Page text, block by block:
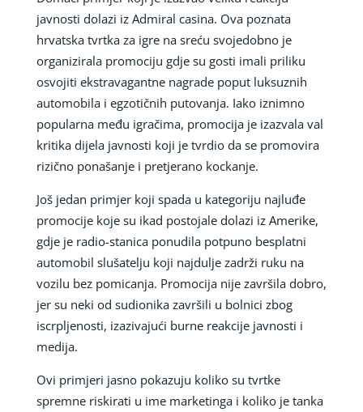
javnosti dolazi iz Admiral casina. Ova poznata
hrvatska tvrtka za igre na sreću svojedobno je
organizirala promociju gdje su gosti imali priliku
osvojiti ekstravagantne nagrade poput luksuznih
automobila i egzotičnih putovanja. Iako iznimno
popularna među igračima, promocija je izazvala val
kritika dijela javnosti koji je tvrdio da se promovira
rizično ponašanje i pretjerano kockanje.
Još jedan primjer koji spada u kategoriju najluđe
promocije koje su ikad postojale dolazi iz Amerike,
gdje je radio-stanica ponudila potpuno besplatni
automobil slušatelju koji najdulje zadrži ruku na
vozilu bez pomicanja. Promocija nije završila dobro,
jer su neki od sudionika završili u bolnici zbog
iscrpljenosti, izazivajući burne reakcije javnosti i
medija.
Ovi primjeri jasno pokazuju koliko su tvrtke
spremne riskirati u ime marketinga i koliko je tanka